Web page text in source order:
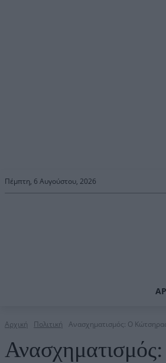
Πέμπτη, 6 Αυγούστου, 2026
Αρχική Πολιτική Ανασχηματισμός: Ο